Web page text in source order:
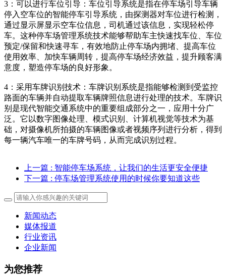
3：可以进行车位引导：车位引导系统是指在停车场引导车辆
停入空车位的智能停车引导系统，由探测器对车位进行检测，
通过显示屏显示空车位信息，司机通过该信息，实现轻松停
车。这种停车场管理系统技术能够帮助车主快速找车位、车位
预定/保留和快速寻车，有效地防止停车场内拥堵、提高车位
使用效率、加快车辆周转，提高停车场经济效益，提升顾客满
意度，塑造停车场的良好形象。
4：采用车牌识别技术：车牌识别系统是指能够检测到受监控
路面的车辆并自动提取车辆牌照信息进行处理的技术。车牌识
别是现代智能交通系统中的重要组成部分之一，应用十分广
泛。它以数字图像处理、模式识别、计算机视觉等技术为基
础，对摄像机所拍摄的车辆图像或者视频序列进行分析，得到
每一辆汽车唯一的车牌号码，从而完成识别过程。
上一篇 : 智能停车场系统，让我们的生活更安全便捷
下一篇 : 停车场管理系统使用的时候你要知道这些
新闻动态
媒体报道
行业资讯
企业新闻
为您推荐